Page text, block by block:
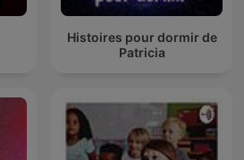
Histoires pour dormir de
Patricia